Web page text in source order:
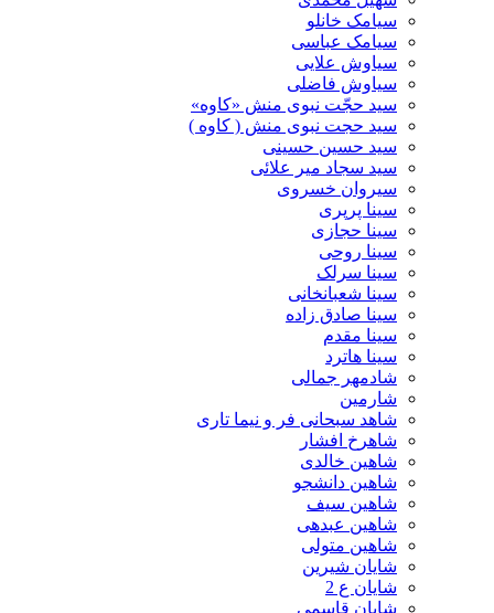
سیامک خانلو
سیامک عباسی
سیاوش علایی
سیاوش فاضلی
سید حجّت نبوی منش «کاوه»
سید حجت نبوی منش ( کاوه )
سید حسین حسینى
سید سجاد میر علائی
سیروان خسروی
سینا پرپری
سینا حجازی
سینا روحی
سینا سرلک
سینا شعبانخانی
سینا صادق زاده
سینا مقدم
سینا هاترد
شادمهر جمالی
شارمین
شاهد سبحانی فر و نیما تاری
شاهرخ افشار
شاهین خالدی
شاهین دانشجو
شاهین سیف
شاهین عبدهی
شاهین متولی
شایان شیرین
شایان ع 2
شایان قاسمی